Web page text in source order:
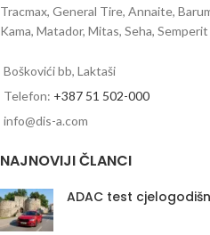
Tracmax, General Tire, Annaite,
Kama, Matador, Mitas, Seha, Semperit
Boškovići bb, Laktaši
Telefon: +387 51 502-000
info@dis-a.com
NAJNOVIJI ČLANCI
ADAC test